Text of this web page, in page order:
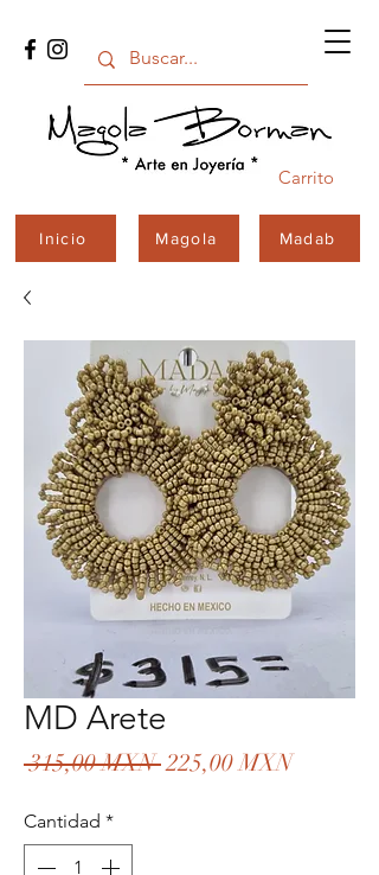
Carrito
Inicio Magola Madab
MD Arete
315,00 MXN Precio
225,00 MXNPrecio
Cantidad *